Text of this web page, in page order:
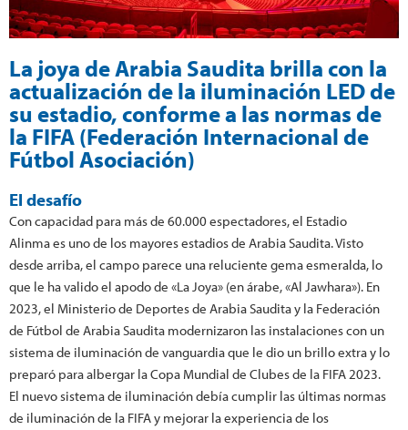
La joya de Arabia Saudita brilla con la
actualización de la iluminación LED de
su estadio, conforme a las normas de
la FIFA (Federación Internacional de
Fútbol Asociación)
El desafío
Con capacidad para más de 60.000 espectadores, el Estadio
Alinma es uno de los mayores estadios de Arabia Saudita. Visto
desde arriba, el campo parece una reluciente gema esmeralda, lo
que le ha valido el apodo de «La Joya» (en árabe, «Al Jawhara»). En
2023, el Ministerio de Deportes de Arabia Saudita y la Federación
de Fútbol de Arabia Saudita modernizaron las instalaciones con un
sistema de iluminación de vanguardia que le dio un brillo extra y lo
preparó para albergar la Copa Mundial de Clubes de la FIFA 2023.
El nuevo sistema de iluminación debía cumplir las últimas normas
de iluminación de la FIFA y mejorar la experiencia de los